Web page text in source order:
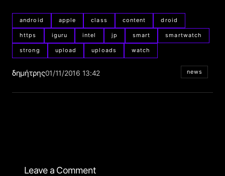
android apple class content droid
https iguru intel jp smart smartwatch
strong upload uploads watch
δημήτρης01/11/2016 13:42 news
Leave a Comment